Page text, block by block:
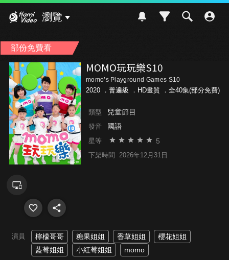
瀏覽
部份免費看
MOMO玩玩樂S10
momo’s Playground Games S10
2020 ． 普遍級 ．HD畫質 ．全40集(部分免費)
類型 兒童節目
發音 國語
星等 5
下架時間 2026年12月31日
演員 檸檬哥哥 糖果姐姐 香草姐姐
櫻花姐姐
藍莓姐姐
小紅莓姐姐 momo